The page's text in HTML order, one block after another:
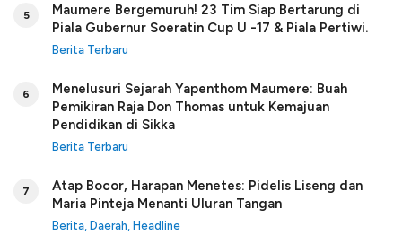
5
Maumere Bergemuruh! 23 Tim Siap Bertarung di
Piala Gubernur Soeratin Cup U -17 & Piala Pertiwi.
Berita Terbaru
6
Menelusuri Sejarah Yapenthom Maumere: Buah
Pemikiran Raja Don Thomas untuk Kemajuan
Pendidikan di Sikka
Berita Terbaru
7
Atap Bocor, Harapan Menetes: Pidelis Liseng dan
Maria Pinteja Menanti Uluran Tangan
Berita Daerah Headline